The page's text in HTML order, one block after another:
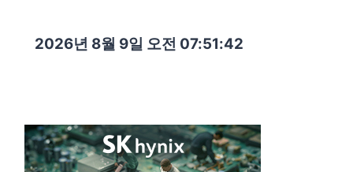
2026년 8월 9일 오전 07:51:44